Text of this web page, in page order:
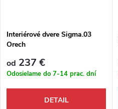
Interiérové dvere Sigma.03
Orech
od 237 €
Odosielame do 7-14 prac. dní
DETAIL